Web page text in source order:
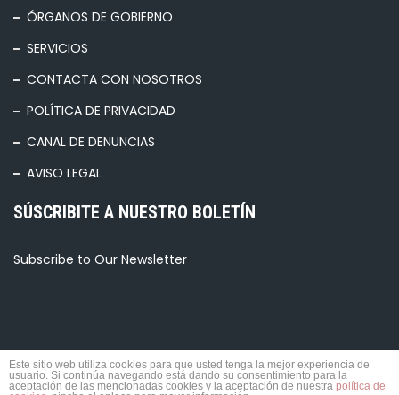
ÓRGANOS DE GOBIERNO
SERVICIOS
CONTACTA CON NOSOTROS
POLÍTICA DE PRIVACIDAD
CANAL DE DENUNCIAS
AVISO LEGAL
SÚSCRIBITE A NUESTRO BOLETÍN
Subscribe to Our Newsletter
© 2026 TODOS LOS DERECHOS RESERVADOS.
Este sitio web utiliza cookies para que usted tenga la mejor experiencia de
usuario. Si continúa navegando está dando su consentimiento para la
aceptación de las mencionadas cookies y la aceptación de nuestra política de